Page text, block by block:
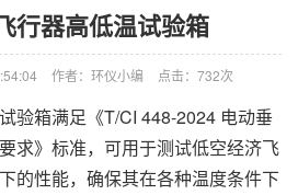
行器高低温试验箱
作者：环仪小编 点击： 732次
验箱满足《T/CI 448-2024 电动垂
求》标准，可用于测试低空经济飞
的性能，确保其在各种温度条件下